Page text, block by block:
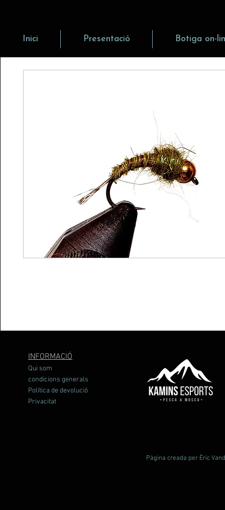
Inici Presentació Botiga on-
INFORMACIÓ
Qui som
condicions generals
Política de devolució
Privacitat
Pàgina creada per Èric